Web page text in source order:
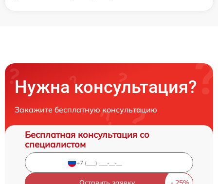
Нужна консультация?
Закажите бесплатную консультацию
Бесплатная консультация со
специалистом